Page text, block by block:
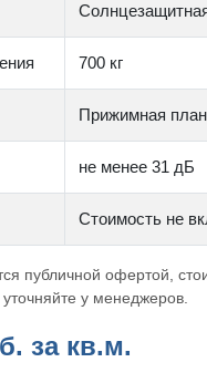
700 кг
Прижимная
не менее 31 дБ
Стоимость не
публичной офертой,
у менеджеров.
за кв.м.